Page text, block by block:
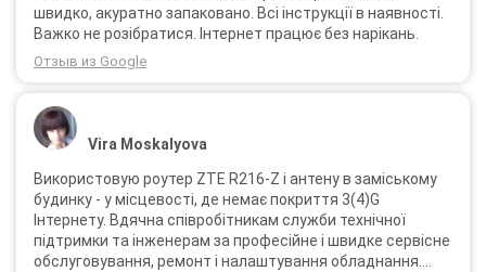
швидко, акуратно запаковано. Всі інструкції в наявності.
Важко не розібратися. Інтернет працює без нарікань.
Отзыв из Google
Vira Moskalyova
Використовую роутер ZTE R216-Z і антену в заміському
будинку - у місцевості, де немає покриття 3(4)G
Інтернету. Вдячна співробітникам служби технічної
підтримки та інженерам за професійне і швидке сервісне
обслуговування, ремонт і налаштування обладнання.